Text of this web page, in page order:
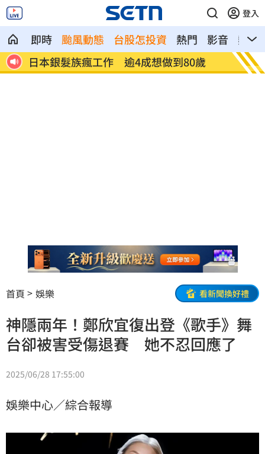
登入
即時 颱風動態 台股怎投資 熱門 影音
熱搜
日本銀髮族瘋工作 逾4成想做到80歲
解散
場
首頁 娛樂 看新聞換好禮
神隱兩年！鄭欣宜復出登《歌手》舞
台卻被害受傷退賽 她不忍回應了
2025/06/28 17:55:00
娛樂中心／綜合報導